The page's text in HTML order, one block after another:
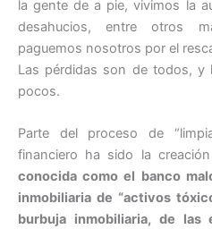
la gente de a pie, vivimos la
desahucios, entre otros
paguemos nosotros por el
Las pérdidas son de todos, y
pocos.
Parte del proceso de
financiero ha sido la
conocida como el banco
inmobiliaria de “activos
burbuja inmobiliaria, de las